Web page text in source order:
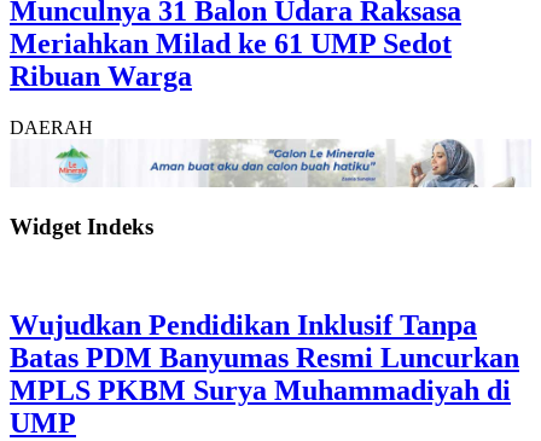
Munculnya 31 Balon Udara Raksasa
Meriahkan Milad ke 61 UMP Sedot
Ribuan Warga
DAERAH
Widget Indeks
Wujudkan Pendidikan Inklusif Tanpa
Batas PDM Banyumas Resmi Luncurkan
MPLS PKBM Surya Muhammadiyah di
UMP